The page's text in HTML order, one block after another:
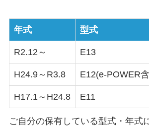
年式 型式
R2.12～ E13
H24.9～R3.8 E12(e-POWER
H17.1～H24.8 E11
ご自分の保有している型式・年式